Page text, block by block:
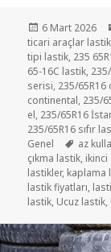
Yayın
tarihi
6 Mart 2026
ticari araçlar lastik
tipi lastik, 235
65-16C lastik,
serisi, 235/
continental, 235/
el, 235/65R16
235/65R16 sıfır
Genel
az
çıkma lastik, ikinci
lastikler, kaplama
lastik fiyatları,
lastik, Ucuz lastik,